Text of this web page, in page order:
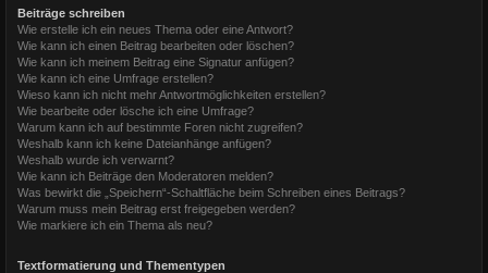
Beiträge schreiben
Wie erstelle ich ein neues Thema oder eine Antwort?
Wie kann ich einen Beitrag bearbeiten oder löschen?
Wie kann ich meinem Beitrag eine Signatur anfügen?
Wie kann ich eine Umfrage erstellen?
Wieso kann ich nicht mehr Antwortmöglichkeiten erstellen?
Wie bearbeite oder lösche ich eine Umfrage?
Warum kann ich auf bestimmte Foren nicht zugreifen?
Weshalb kann ich keine Dateianhänge anfügen?
Weshalb wurde ich verwarnt?
Wie kann ich Beiträge den Moderatoren melden?
Was bewirkt die „Speichern“-Schaltfläche beim Schreiben eines Beitrags?
Warum muss mein Beitrag erst freigegeben werden?
Wie markiere ich ein Thema als neu?
Textformatierung und Thementypen